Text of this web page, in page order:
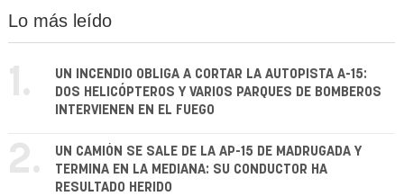
Lo más leído
1.
UN INCENDIO OBLIGA A CORTAR LA AUTOPISTA A-15:
DOS HELICÓPTEROS Y VARIOS PARQUES DE BOMBEROS
INTERVIENEN EN EL FUEGO
2.
UN CAMIÓN SE SALE DE LA AP-15 DE MADRUGADA Y
TERMINA EN LA MEDIANA: SU CONDUCTOR HA
RESULTADO HERIDO